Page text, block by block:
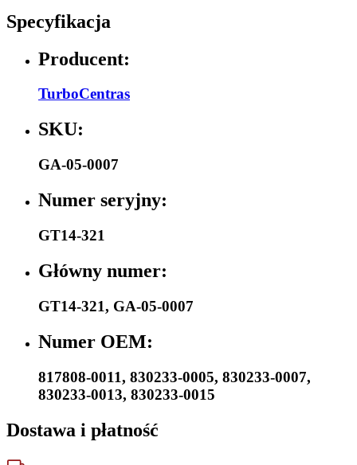
Specyfikacja
Producent:
TurboCentras
SKU:
GA-05-0007
Numer seryjny:
GT14-321
Główny numer:
GT14-321, GA-05-0007
Numer OEM:
817808-0011, 830233-0005, 830233-0007,
830233-0013, 830233-0015
Dostawa i płatność